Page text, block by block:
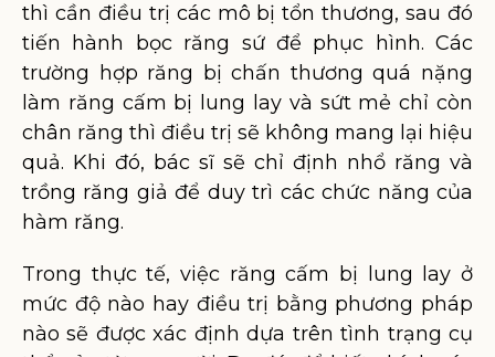
thì cần điều trị các mô bị tổn thương, sau đó
tiến hành bọc răng sứ để phục hình. Các
trường hợp răng bị chấn thương quá nặng
làm răng cấm bị lung lay và sứt mẻ chỉ còn
chân răng thì điều trị sẽ không mang lại hiệu
quả. Khi đó, bác sĩ sẽ chỉ định nhổ răng và
trồng răng giả để duy trì các chức năng của
hàm răng.
Trong thực tế, việc răng cấm bị lung lay ở
mức độ nào hay điều trị bằng phương pháp
nào sẽ được xác định dựa trên tình trạng cụ